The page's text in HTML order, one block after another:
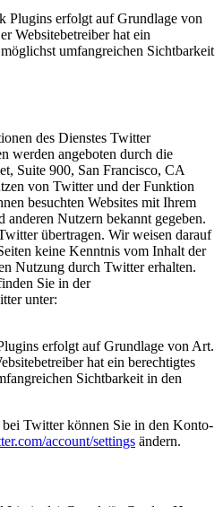
Plugins erfolgt auf Grundlage von
Websitebetreiber hat ein
umfangreichen Sichtbarkeit
des Dienstes Twitter
werden angeboten durch die
Suite 900, San Francisco, CA
von Twitter und der Funktion
besuchten Websites mit Ihrem
Nutzern bekannt gegeben.
übertragen. Wir weisen darauf
keine Kenntnis vom Inhalt der
Nutzung durch Twitter erhalten.
Sie in der
unter:
erfolgt auf Grundlage von Art.
hat ein berechtigtes
Sichtbarkeit in den
Twitter können Sie in den Konto-
account/settings ändern.